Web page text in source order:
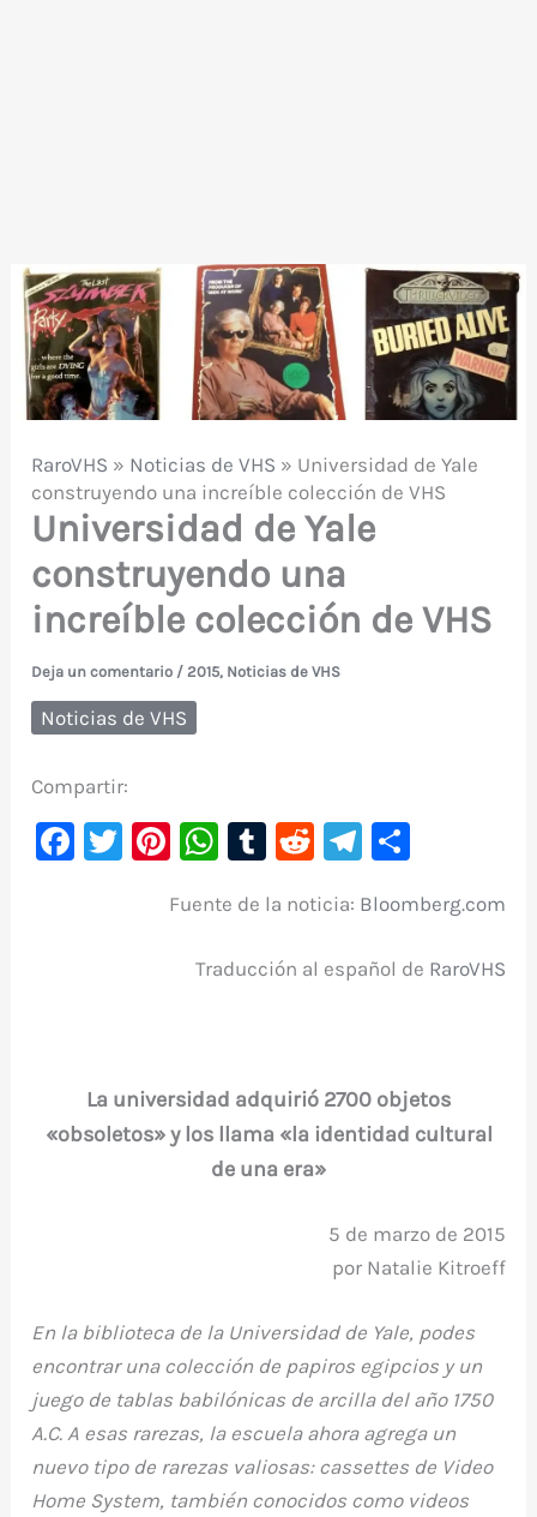
RaroVHS » Noticias de VHS » Universidad de Yale
construyendo una increíble colección de VHS
Universidad de Yale
construyendo una
increíble colección de VHS
Deja un comentario / 2015, Noticias de VHS
Noticias de VHS
Compartir:
F
k
T
Pi
er
W
at
s
T
m
bl
R
d
di
Te
gr
a
m
p
Fuente de la noticia: Bloomberg.com
Traducción al español de RaroVHS
La universidad adquirió 2700 objetos
«obsoletos» y los llama «la identidad cultural
de una era»
5 de marzo de 2015
por Natalie Kitroeff
En la biblioteca de la Universidad de Yale, podes
encontrar una colección de papiros egipcios y un
juego de tablas babilónicas de arcilla del año 1750
A.C. A esas rarezas, la escuela ahora agrega un
nuevo tipo de rarezas valiosas: cassettes de Video
Home System, también conocidos como videos